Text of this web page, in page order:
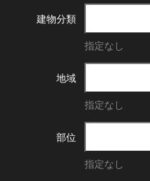
建物分類
指定なし
地域
指定なし
部位
指定なし